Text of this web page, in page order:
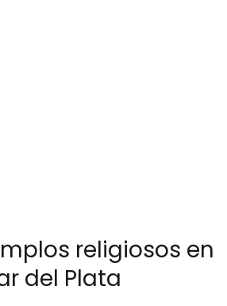
religiosos en
del Plata